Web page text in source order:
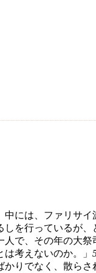
中には、ファリサ
を行っているが、
人で、その年の大
考えないのか。」
かりでなく、散ら